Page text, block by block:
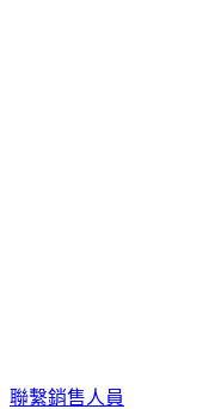
聯繫銷售人員